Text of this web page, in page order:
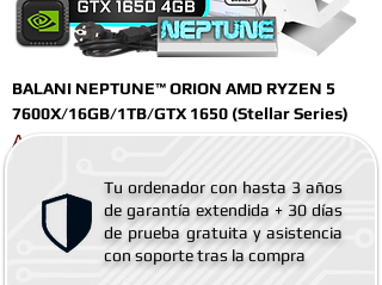
BALANI NEPTUNE™ ORION AMD RYZEN 5
7600X/16GB/1TB/GTX 1650 (Stellar Series)
Agotado
Tu ordenador con hasta 3 años
de garantía extendida + 30 días
de prueba gratuita y asistencia
con soporte tras la compra